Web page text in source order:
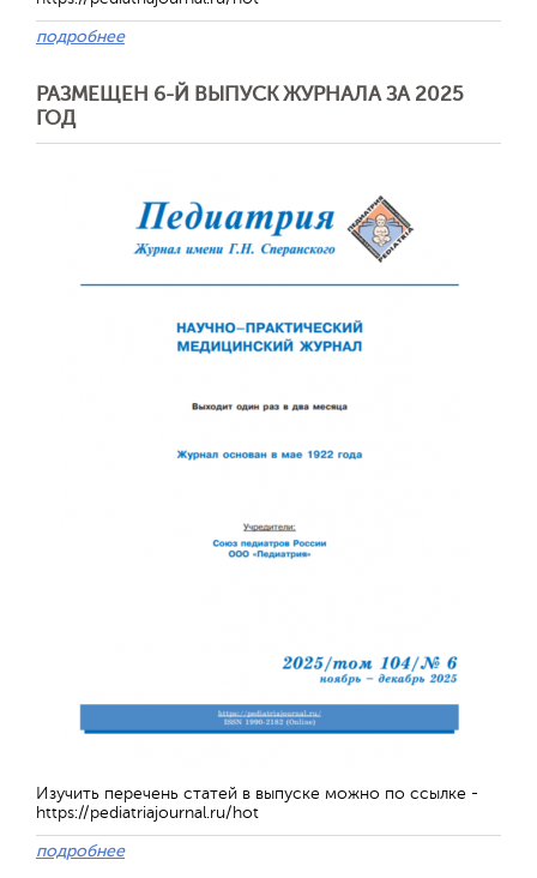
подробнее
РАЗМЕЩЕН 6-Й ВЫПУСК ЖУРНАЛА ЗА 2025
ГОД
Изучить перечень статей в выпуске можно по ссылке -
https://pediatriajournal.ru/hot
подробнее